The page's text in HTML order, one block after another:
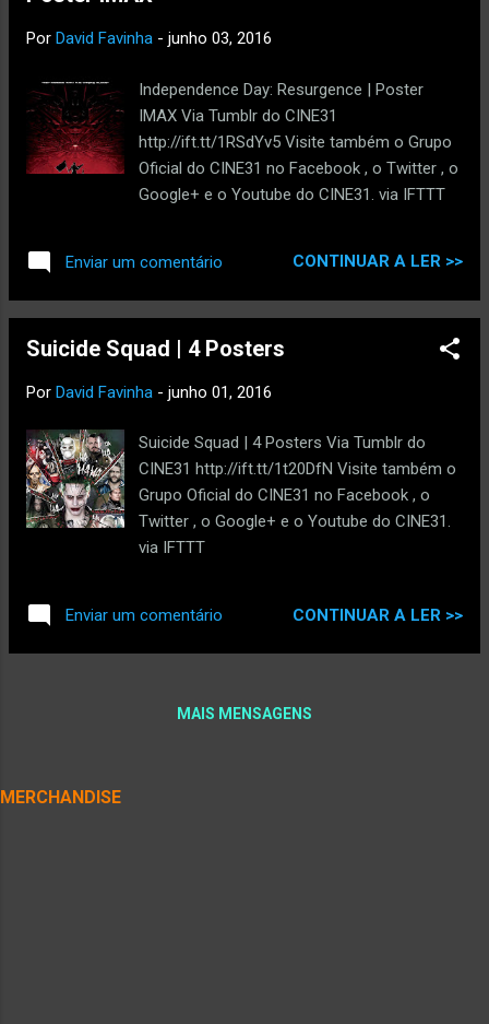
Por David Favinha - junho 03, 2016
Independence Day: Resurgence | Poster
IMAX Via Tumblr do CINE31
http://ift.tt/1RSdYv5 Visite também o Grupo
Oficial do CINE31 no Facebook , o Twitter , o
Google+ e o Youtube do CINE31. via IFTTT
Enviar um comentário CONTINUAR A LER >>
Suicide Squad | 4 Posters
Por David Favinha - junho 01, 2016
Suicide Squad | 4 Posters Via Tumblr do
CINE31 http://ift.tt/1t20DfN Visite também o
Grupo Oficial do CINE31 no Facebook , o
Twitter , o Google+ e o Youtube do CINE31.
via IFTTT
Enviar um comentário CONTINUAR A LER >>
MAIS MENSAGENS
MERCHANDISE